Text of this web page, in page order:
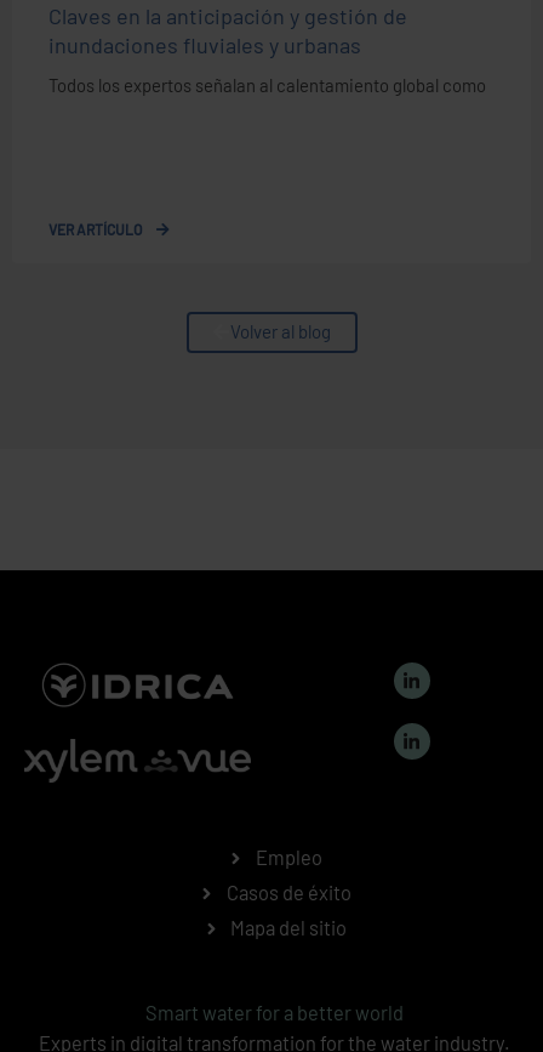
Claves en la anticipación y gestión de
inundaciones fluviales y urbanas
Todos los expertos señalan al calentamiento global como
VER ARTÍCULO
Volver al blog
L
i
n
k
e
d
L
i
n
Empleo
Casos de éxito
Mapa del sitio
Smart water for a better world
Experts in digital transformation for the water industry.